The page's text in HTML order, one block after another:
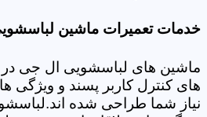
خدمات تعمیرات ماشین
ماشین های لباسشویی ال جی در
های کنترل کاربر پسند و ویژگی
نیاز شما طراحی شده